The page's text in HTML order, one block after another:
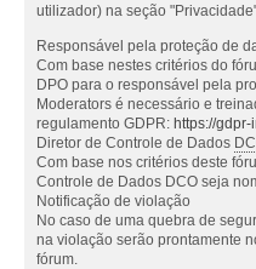
utilizador) na seção
Responsável pela proteção de
Com base nestes critérios do
DPO para o responsável pela
Moderators é necessário e
regulamento GDPR: https://gdpr-
Diretor de Controle de Dados
Com base nos critérios deste
Controle de Dados DCO seja
Notificação de violação
No caso de uma quebra de
na violação serão prontamente
fórum.